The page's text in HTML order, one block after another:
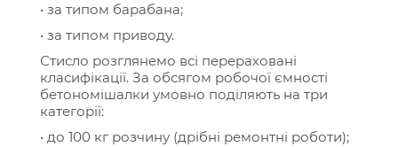
• за типом барабана;
• за типом приводу.
Стисло розглянемо всі перераховані
класифікації. За обсягом робочої ємності
бетономішалки умовно поділяють на три
категорії:
• до 100 кг розчину (дрібні ремонтні роботи);